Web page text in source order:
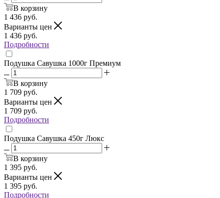
В корзину
1 436 руб.
Варианты цен
1 436 руб.
Подробности
Подушка Савушка 1000г Премиум
В корзину
1 709 руб.
Варианты цен
1 709 руб.
Подробности
Подушка Савушка 450г Люкс
В корзину
1 395 руб.
Варианты цен
1 395 руб.
Подробности